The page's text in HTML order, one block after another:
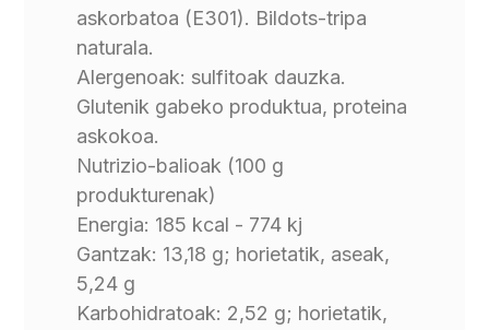
askorbatoa (E301). Bildots-tripa
naturala.
Alergenoak: sulfitoak dauzka.
Glutenik gabeko produktua, proteina
askokoa.
Nutrizio-balioak (100 g
produkturenak)
Energia: 185 kcal - 774 kj
Gantzak: 13,18 g; horietatik, aseak,
5,24 g
Karbohidratoak: 2,52 g; horietatik,